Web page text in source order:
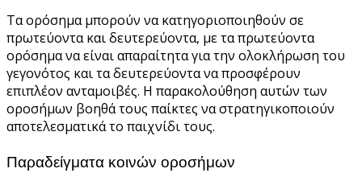
Τα ορόσημα μπορούν να κατηγοριοποιηθούν σε
πρωτεύοντα και δευτερεύοντα, με τα πρωτεύοντα
ορόσημα να είναι απαραίτητα για την ολοκλήρωση του
γεγονότος και τα δευτερεύοντα να προσφέρουν
επιπλέον ανταμοιβές. Η παρακολούθηση αυτών των
οροσήμων βοηθά τους παίκτες να στρατηγικοποιούν
αποτελεσματικά το παιχνίδι τους.
Παραδείγματα κοινών οροσήμων